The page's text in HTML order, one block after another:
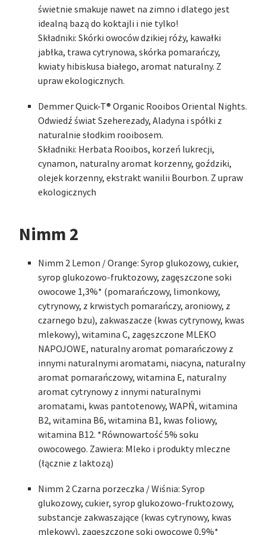
świetnie smakuje nawet na zimno i dlatego jest
idealną bazą do koktajli i nie tylko!
Składniki: Skórki owoców dzikiej róży, kawałki
jabłka, trawa cytrynowa, skórka pomarańczy,
kwiaty hibiskusa białego, aromat naturalny. Z
upraw ekologicznych.
Demmer Quick-T® Organic Rooibos Oriental Nights.
Odwiedź świat Szeherezady, Aladyna i spółki z
naturalnie słodkim rooibosem.
Składniki: Herbata Rooibos, korzeń lukrecji,
cynamon, naturalny aromat korzenny, goździki,
olejek korzenny, ekstrakt wanilii Bourbon. Z upraw
ekologicznych
Nimm 2
Nimm 2 Lemon / Orange: Syrop glukozowy, cukier,
syrop glukozowo-fruktozowy, zagęszczone soki
owocowe 1,3%* (pomarańczowy, limonkowy,
cytrynowy, z krwistych pomarańczy, aroniowy, z
czarnego bzu), zakwaszacze (kwas cytrynowy, kwas
mlekowy), witamina C, zagęszczone MLEKO
NAPOJOWE, naturalny aromat pomarańczowy z
innymi naturalnymi aromatami, niacyna, naturalny
aromat pomarańczowy, witamina E, naturalny
aromat cytrynowy z innymi naturalnymi
aromatami, kwas pantotenowy, WAPŃ, witamina
B2, witamina B6, witamina B1, kwas foliowy,
witamina B12. *Równowartość 5% soku
owocowego. Zawiera: Mleko i produkty mleczne
(łącznie z laktozą)
Nimm 2 Czarna porzeczka / Wiśnia: Syrop
glukozowy, cukier, syrop glukozowo-fruktozowy,
substancje zakwaszające (kwas cytrynowy, kwas
mlekowy), zagęszczone soki owocowe 0,9%*